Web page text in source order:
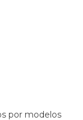
por modelos